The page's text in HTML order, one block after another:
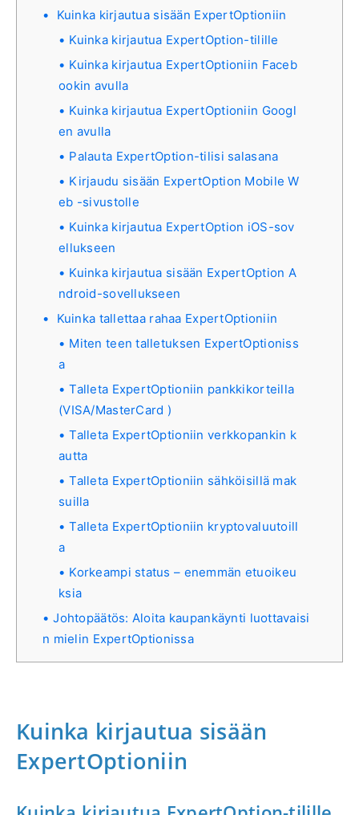
Kuinka kirjautua sisään ExpertOptioniin
Kuinka kirjautua ExpertOption-tilille
Kuinka kirjautua ExpertOptioniin Faceb
ookin avulla
Kuinka kirjautua ExpertOptioniin Googl
en avulla
Palauta ExpertOption-tilisi salasana
Kirjaudu sisään ExpertOption Mobile W
eb -sivustolle
Kuinka kirjautua ExpertOption iOS-sov
ellukseen
Kuinka kirjautua sisään ExpertOption A
ndroid-sovellukseen
Kuinka tallettaa rahaa ExpertOptioniin
Miten teen talletuksen ExpertOptioniss
a
Talleta ExpertOptioniin pankkikorteilla
(VISA/MasterCard )
Talleta ExpertOptioniin verkkopankin k
autta
Talleta ExpertOptioniin sähköisillä mak
suilla
Talleta ExpertOptioniin kryptovaluutoill
a
Korkeampi status – enemmän etuoikeu
ksia
Johtopäätös: Aloita kaupankäynti luottavaisi
n mielin ExpertOptionissa
Kuinka kirjautua sisään
ExpertOptioniin